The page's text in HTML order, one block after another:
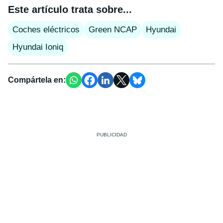
Este artículo trata sobre...
Coches eléctricos Green NCAP
Hyundai
Hyundai Ioniq
Compártela en: